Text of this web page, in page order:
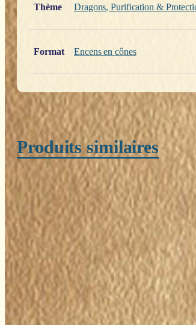
Thème
Dragons,Purification &
Format Encens en cônes
Produits similaires